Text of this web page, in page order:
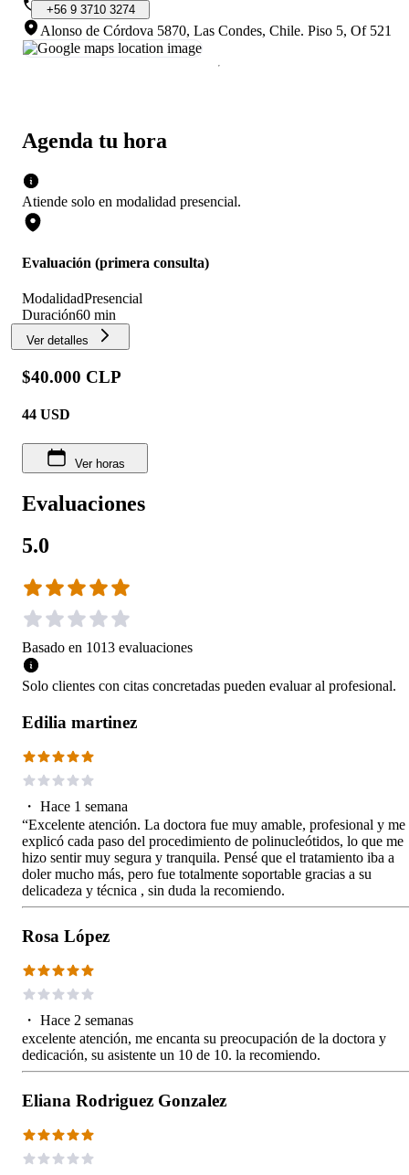
Agenda tu hora
Atiende solo en modalidad presencial.
Evaluación (primera consulta)
ModalidadPresencial
Duración60 min
Ver detalles
$40.000 CLP
44 USD
Ver horas
Evaluaciones
5.0
Basado en 1013 evaluaciones
Solo clientes con citas concretadas pueden evaluar al profesional.
Edilia martinez
・ Hace 1 semana
“Excelente atención. La doctora fue muy amable, profesional y me
explicó cada paso del procedimiento de polinucleótidos, lo que me
hizo sentir muy segura y tranquila. Pensé que el tratamiento iba a
doler mucho más, pero fue totalmente soportable gracias a su
delicadeza y técnica , sin duda la recomiendo.
Rosa López
・ Hace 2 semanas
excelente atención, me encanta su preocupación de la doctora y
dedicación, su asistente un 10 de 10. la recomiendo.
Eliana Rodriguez Gonzalez
+56 9 3710 3274
Alonso de Córdova 5870, Las Condes, Chile. Piso 5, Of 521